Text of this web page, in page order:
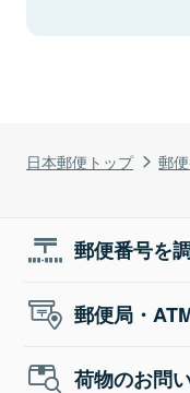
日本郵便トップ 郵
郵便番号を
郵便局・
荷物のお問